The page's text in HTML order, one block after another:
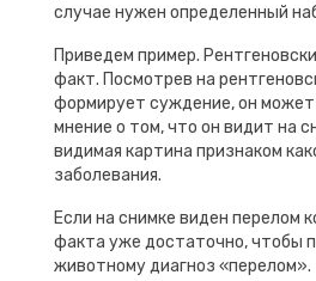
случае нужен определенный
Приведем пример.
факт. Посмотрев на
формирует суждение, он
мнение о том, что он видит на
видимая картина признаком
заболевания.
Если на снимке виден перелом
факта уже достаточно, чтобы
животному диагноз «перелом».